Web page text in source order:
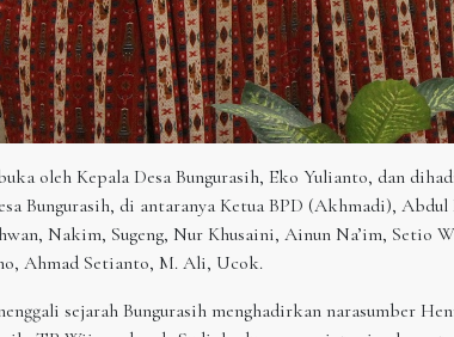
oleh Kepala Desa Bungurasih, Eko Yulianto, dan
Bungurasih, di antaranya Ketua BPD (Akhmadi),
Nakim, Sugeng, Nur Khusaini, Ainun Na’im, Setio
Ahmad Setianto, M. Ali, Ucok.
sejarah Bungurasih menghadirkan narasumber